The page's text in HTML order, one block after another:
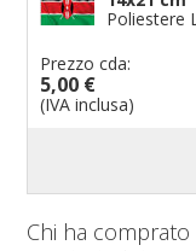
Poliestere
Prezzo cda:
5,00 €
(IVA inclusa)
Chi ha comprato